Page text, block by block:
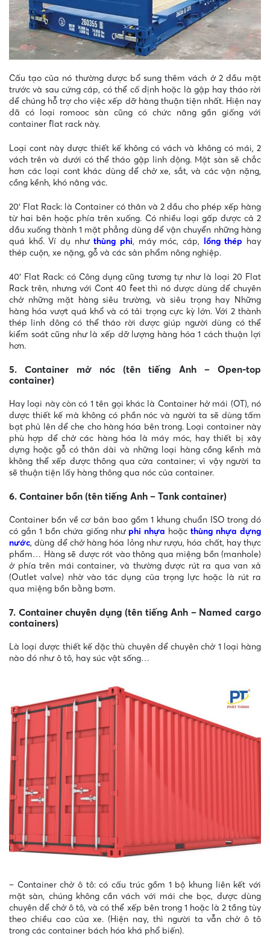
Cấu tạo của nó thường được bổ sung thêm vách ở 2 đầu mặt
trước và sau cứng cáp, có thể cố định hoặc là gập hay tháo rời
để chúng hỗ trợ cho việc xếp dỡ hàng thuận tiện nhất. Hiện nay
đã có loại romooc sàn cũng có chức năng gần giống với
container flat rack này.
Loại cont này được thiết kế không có vách và không có mái, 2
vách trên và dưới có thể tháo gập linh động. Mặt sàn sẽ chắc
hơn các loại cont khác dùng để chở xe, sắt, và các vận nặng,
cồng kềnh, khó nâng vác.
20′ Flat Rack: là Container có thân và 2 đầu cho phép xếp hàng
từ hai bên hoặc phía trên xuống. Có nhiều loại gấp được cả 2
đầu xuống thành 1 mặt phẳng dùng để vận chuyển những hàng
quá khổ. Ví dụ nhưthùng phi, máy móc, cáp, lồng thép hay
thép cuộn, xe nặng, gỗ và các sản phẩm nông nghiệp.
40′ Flat Rack: có Công dụng cũng tương tự như là loại 20 Flat
Rack trên, nhưng với Cont 40 feet thì nó được dùng để chuyên
chở những mặt hàng siêu trường, và siêu trọng hay Những
hàng hóa vượt quá khổ và có tải trọng cực kỳ lớn. Với 2 thành
thép linh đông có thể tháo rời được giúp người dùng có thể
kiểm soát cũng như là xếp dỡ lượng hàng hóa 1 cách thuận lợi
hơn.
5. Container mở nóc (tên tiếng Anh – Open-top
container)
Hay loại này còn có 1 tên gọi khác là Container hở mái (OT), nó
được thiết kế mà không có phần nóc và người ta sẽ dùng tấm
bạt phủ lên để che cho hàng hóa bên trong. Loại container này
phù hợp để chở các hàng hóa là máy móc, hay thiết bị xây
dựng hoặc gỗ có thân dài và những loại hàng cồng kềnh mà
không thể xếp được thông qua cửa container; vì vậy người ta
sẽ thuận tiện lấy hàng thông qua nóc của container.
6. Container bồn (tên tiếng Anh – Tank container)
Container bồn về cơ bản bao gồm 1 khung chuẩn ISO trong đó
có gắn 1 bồn chứa giống như phi nhựa hoặcthùng nhựa đựng
nước, dùng để chở hàng hóa lỏng như rượu, hóa chất, hay thực
phẩm… Hàng sẽ được rót vào thông qua miệng bồn (manhole)
ở phía trên mái container, và thường được rút ra qua van xả
(Outlet valve) nhờ vào tác dụng của trọng lực hoặc là rút ra
qua miệng bồn bằng bơm.
7. Container chuyên dụng (tên tiếng Anh – Named cargo
containers)
Là loại được thiết kế đặc thù chuyên để chuyên chở 1 loại hàng
nào đó như ô tô, hay súc vật sống…
– Container chở ô tô: có cấu trúc gồm 1 bộ khung liên kết với
mặt sàn, chúng không cần vách với mái che bọc, được dùng
chuyên để chở ô tô, và có thể xếp bên trong 1 hoặc là 2 tầng tùy
theo chiều cao của xe. (Hiện nay, thì người ta vẫn chở ô tô
trong các container bách hóa khá phổ biến).